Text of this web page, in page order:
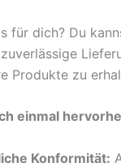
für dich? Du
Produkte zu
einmal
Konformität: